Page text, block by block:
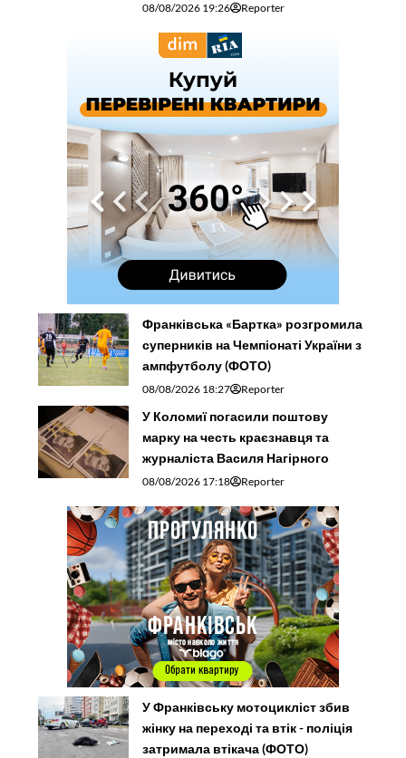
08/08/2026 19:26 Reporter
Франківська «Бартка» розгромила
суперників на Чемпіонаті України з
ампфутболу (ФОТО)
08/08/2026 18:27 Reporter
У Коломиї погасили поштову
марку на честь краєзнавця та
журналіста Василя Нагірного
08/08/2026 17:18 Reporter
У Франківську мотоцикліст збив
жінку на переході та втік - поліція
затримала втікача (ФОТО)